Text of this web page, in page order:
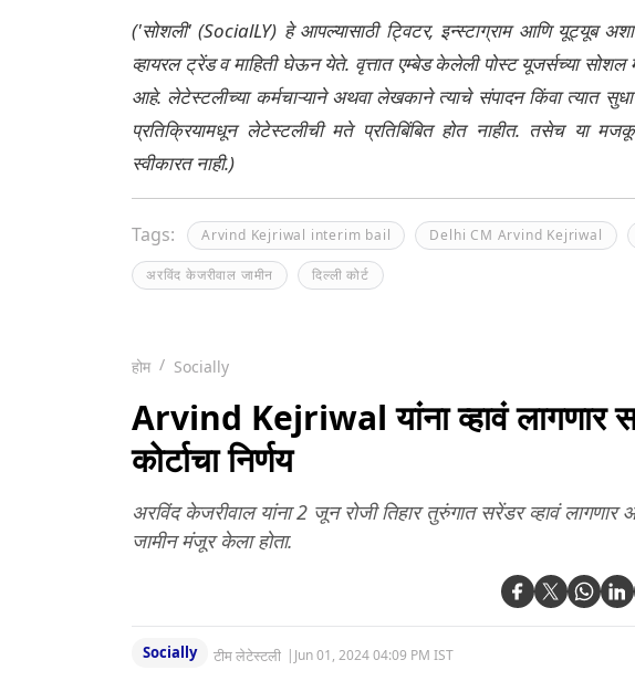
('सोशली' (SocialLY) हे आपल्यासाठी ट्विटर, इन्स्टाग्राम आणि यूट्यूब
व्हायरल ट्रेंड व माहिती घेऊन येते. वृत्तात एम्बेड केलेली पोस्ट यूजर्सच्या
आहे. लेटेस्टलीच्या कर्मचाऱ्याने अथवा लेखकाने त्याचे संपादन किंवा त्यात
प्रतिक्रियामधून लेटेस्टलीची मते प्रतिबिंबित होत नाहीत. तसेच या
स्वीकारत नाही.)
Tags: Arvind Kejriwal interim bail Delhi CM Arvind Kejriwal
अरविंद केजरीवाल जामीन दिल्ली कोर्ट
होम Socially
Arvind Kejriwal यांना व्हावं लागणार
कोर्टाचा निर्णय
अरविंद केजरीवाल यांना 2 जून रोजी तिहार तुरुंगात सरेंडर व्हावं लागणार
जामीन मंजूर केला होता.
Socially टीम लेटेस्टली | Jun 01, 2024 04:09 PM IST